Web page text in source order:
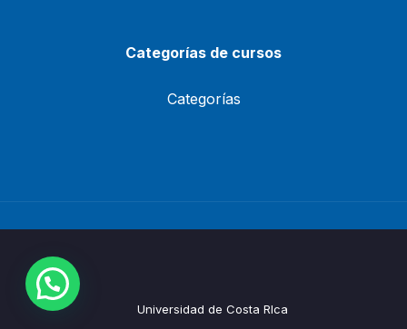
Categorías de cursos
Categorías
Universidad de Costa RIca